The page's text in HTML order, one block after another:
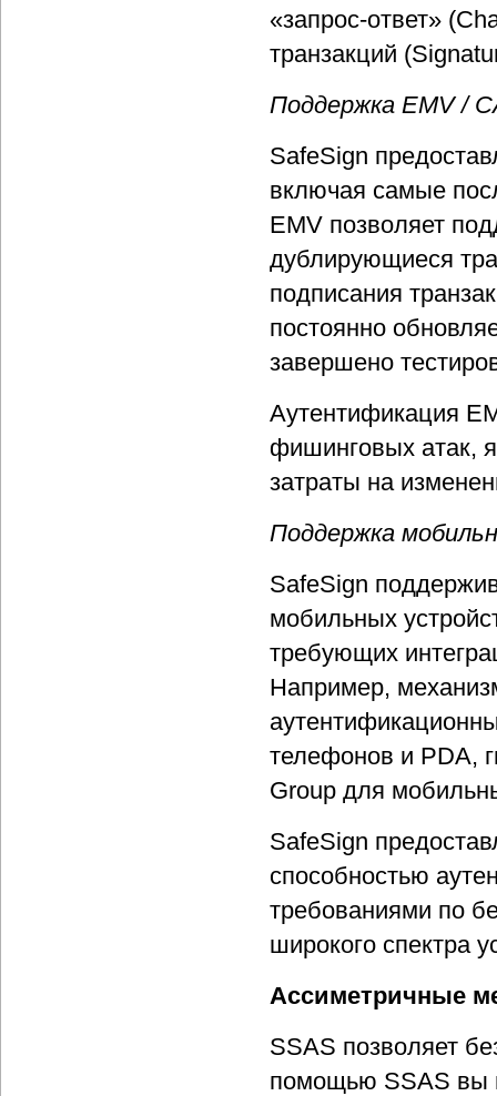
«запрос-ответ»
транзакций
Поддержка EMV /
SafeSign
включая самые
EMV позволяет
дублирующиеся
подписания
постоянно
завершено
Аутентификация
фишинговых атак,
затраты на
Поддержка
SafeSign
мобильных
требующих
Например,
телефонов и PDA,
Group для
SafeSign
способностью
требованиями по
широкого спектра
Ассиметричные
SSAS позволяет
помощью SSAS вы